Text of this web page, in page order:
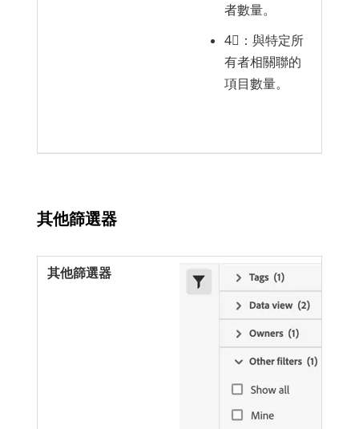
者數量。
4︎⃣：與特定所
有者相關聯的
項目數量。
其他篩選器